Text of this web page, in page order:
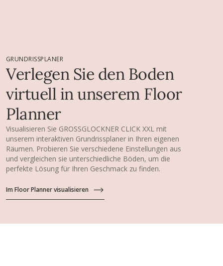
GRUNDRISSPLANER
Verlegen Sie den Boden
virtuell in unserem Floor
Planner
Visualisieren Sie GROSSGLOCKNER CLICK XXL mit
unserem interaktiven Grundrissplaner in Ihren eigenen
Räumen. Probieren Sie verschiedene Einstellungen aus
und vergleichen sie unterschiedliche Böden, um die
perfekte Lösung für Ihren Geschmack zu finden.
Im Floor Planner visualisieren